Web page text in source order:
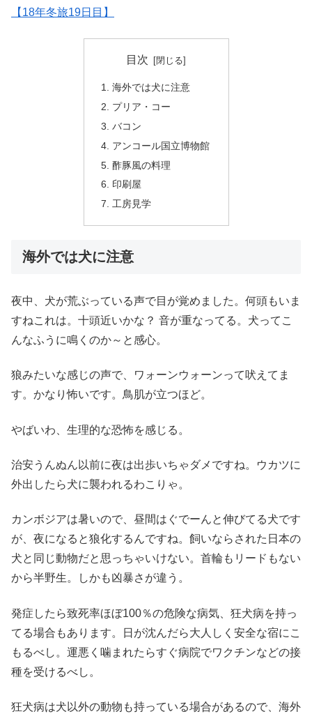
【18年冬旅19日目】
目次
海外では犬に注意
プリア・コー
バコン
アンコール国立博物館
酢豚風の料理
印刷屋
工房見学
海外では犬に注意
夜中、犬が荒ぶっている声で目が覚めました。何頭もいま
すねこれは。十頭近いかな？ 音が重なってる。犬ってこ
んなふうに鳴くのか～と感心。
狼みたいな感じの声で、ワォーンウォーンって吠えてま
す。かなり怖いです。鳥肌が立つほど。
やばいわ、生理的な恐怖を感じる。
治安うんぬん以前に夜は出歩いちゃダメですね。ウカツに
外出したら犬に襲われるわこりゃ。
カンボジアは暑いので、昼間はぐでーんと伸びてる犬です
が、夜になると狼化するんですね。飼いならされた日本の
犬と同じ動物だと思っちゃいけない。首輪もリードもない
から半野生。しかも凶暴さが違う。
発症したら致死率ほぼ100％の危険な病気、狂犬病を持っ
てる場合もあります。日が沈んだら大人しく安全な宿にこ
もるべし。運悪く噛まれたらすぐ病院でワクチンなどの接
種を受けるべし。
狂犬病は犬以外の動物も持っている場合があるので、海外